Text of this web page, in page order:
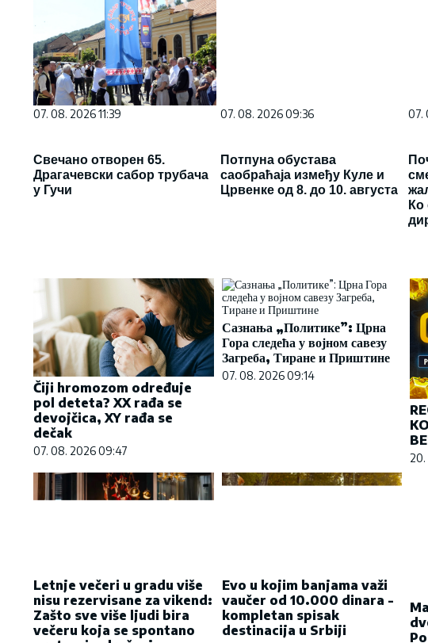
07. 08. 2026 11:39
Свечано отворен 65.
Драгачевски сабор трубача
у Гучи
Čiji hromozom određuje
pol deteta? XX rađa se
devojčica, XY rađa se
dečak
07. 08. 2026 09:47
Сазнања „Политике”: Црна
Гора следећа у војном савезу
Загреба, Тиране и Приштине
07. 08. 2026 09:14
Zašto sve više ljudi bira
večeru koja se spontano
pretvori u druženje
23. 07. 2026 12:47
kompletan spisak
destinacija u Srbiji
06. 08. 2026 07:08